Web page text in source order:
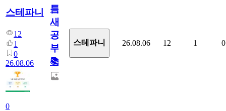
스테파니
12
1
0
26.08.06
0
틈
새
공
부!
📚
스테파니 26.08.06 12 1 0